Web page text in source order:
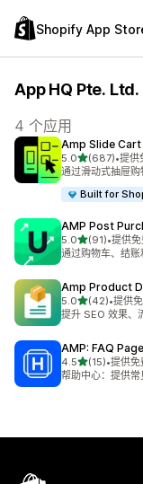
Shopify App
App HQ Pte. Ltd.
4 个应用
Amp Slide
5.0星（满分 5 星
(687)
总共 687 条评论
•提供
通过滑动式抽屉
Built for
AMP Post
5.0星（满分 5 星
(91)
总共 91 条评论
•提供
通过购物车、结
Amp Product
5.0星（满分 5 星
(42)
总共 42 条评论
•提供
提升 SEO 效果、
AMP: FAQ
4.5星（满分 5 星
(15)
总共 15 条评论
•提供免
帮助中心：提供常